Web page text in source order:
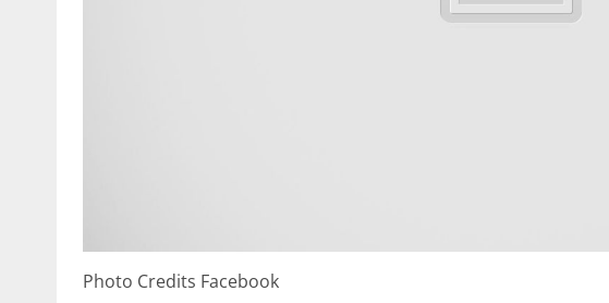
Photo Credits Facebook